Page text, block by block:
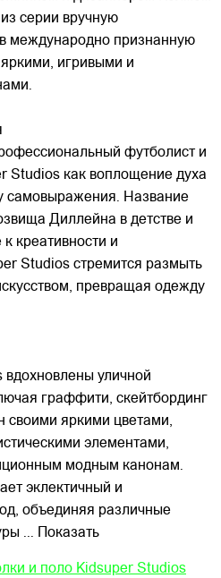
серии вручную
международно признанную
игривыми и
футболист и
Studios как воплощение духа
самовыражения. Название
Диллейна в детстве и
креативности и
Studios стремится размыть
превращая одежду
уличной
граффити, скейтбординг
своими яркими цветами,
элементами,
модным канонам.
эклектичный и
объединяя различные
... Показать
и поло Kidsuper Studios